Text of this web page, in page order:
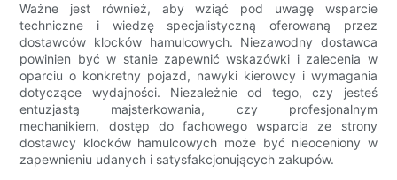
Ważne jest również, aby wziąć pod uwagę wsparcie
techniczne i wiedzę specjalistyczną oferowaną przez
dostawców klocków hamulcowych. Niezawodny dostawca
powinien być w stanie zapewnić wskazówki i zalecenia w
oparciu o konkretny pojazd, nawyki kierowcy i wymagania
dotyczące wydajności. Niezależnie od tego, czy jesteś
entuzjastą majsterkowania, czy profesjonalnym
mechanikiem, dostęp do fachowego wsparcia ze strony
dostawcy klocków hamulcowych może być nieoceniony w
zapewnieniu udanych i satysfakcjonujących zakupów.